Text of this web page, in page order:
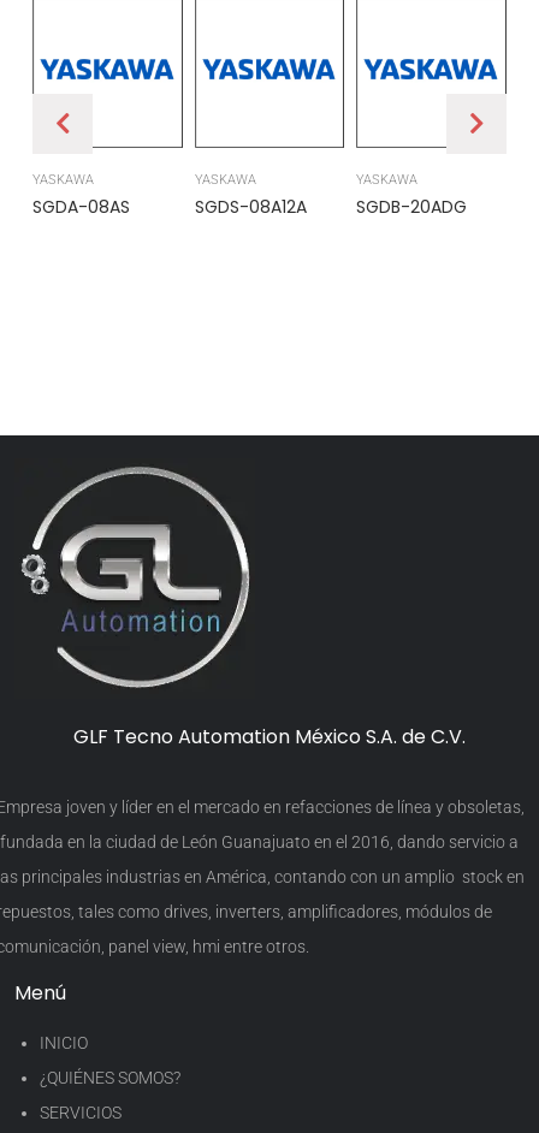
YASKAWA
SGDA-08AS
YASKAWA
SGDS-08A12A
YASKAWA
SGDB-20ADG
GLF Tecno Automation México S.A. de C.V.
joven y líder en el mercado en refacciones de línea y obsoletas,
en la ciudad de León Guanajuato en el 2016, dando servicio a
principales industrias en América, contando con un amplio stock en
tales como drives, inverters, amplificadores, módulos de
panel view, hmi entre otros.
Menú
INICIO
¿QUIÉNES SOMOS?
SERVICIOS